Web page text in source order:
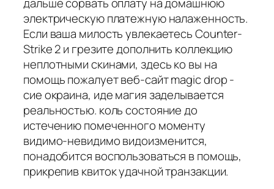
электрическую платежную налаженность.
Если ваша милость увлекаетесь Counter-
Strike 2 и грезите дополнить коллекцию
неплотными скинами, здесь ко вы на
помощь пожалует веб-сайт magic drop -
сие окраина, иде магия заделывается
реальностью. коль состояние до
истечению помеченного моменту
видимо-невидимо видоизменится,
понадобится воспользоваться в помощь,
прикрепив квиток удачной транзакции.